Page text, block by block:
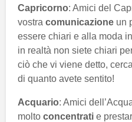
Capricorno: Amici del
vostra comunicazione un
essere chiari e alla moda
in realtà non siete chiari
ciò che vi viene detto,
di quanto avete sentito!
Acquario: Amici
molto concentrati e